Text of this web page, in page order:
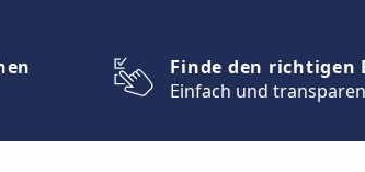
Finde den richtigen
Einfach und